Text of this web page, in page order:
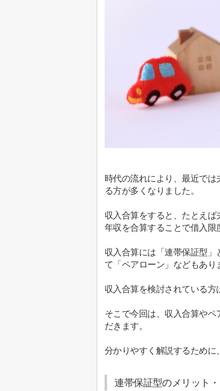
時代の流れにより、最近で
る方が多くなりました。
収入合算をすると、たとえ
年収を合算することで借入
収入合算には「連帯保証型
て「ペアローン」などもあり
収入合算を検討されている
そこで今回は、収入合算や
だきます。
分かりやすく解説するため
連帯保証型のメリット